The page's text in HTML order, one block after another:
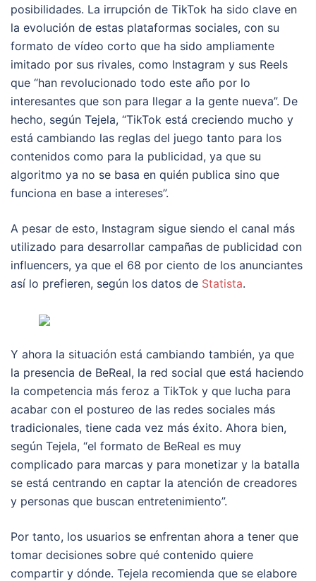
posibilidades. La irrupción de TikTok ha sido clave en
la evolución de estas plataformas sociales, con su
formato de vídeo corto que ha sido ampliamente
imitado por sus rivales, como Instagram y sus Reels
que “han revolucionado todo este año por lo
interesantes que son para llegar a la gente nueva”. De
hecho, según Tejela, “TikTok está creciendo mucho y
está cambiando las reglas del juego tanto para los
contenidos como para la publicidad, ya que su
algoritmo ya no se basa en quién publica sino que
funciona en base a intereses”.
A pesar de esto, Instagram sigue siendo el canal más
utilizado para desarrollar campañas de publicidad con
influencers, ya que el 68 por ciento de los anunciantes
así lo prefieren, según los datos de Statista.
Y ahora la situación está cambiando también, ya que
la presencia de BeReal, la red social que está haciendo
la competencia más feroz a TikTok y que lucha para
acabar con el postureo de las redes sociales más
tradicionales, tiene cada vez más éxito. Ahora bien,
según Tejela, “el formato de BeReal es muy
complicado para marcas y para monetizar y la batalla
se está centrando en captar la atención de creadores
y personas que buscan entretenimiento”.
Por tanto, los usuarios se enfrentan ahora a tener que
tomar decisiones sobre qué contenido quiere
compartir y dónde. Tejela recomienda que se elabore